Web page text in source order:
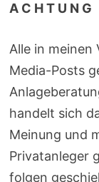
A C H T U N G
Alle in meinen
Media-Posts
handelt sich
Meinung und
Privatanleger
folgen